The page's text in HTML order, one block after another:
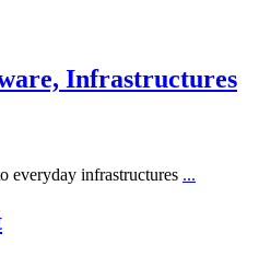
Infrastructures
everyday infrastructures ...